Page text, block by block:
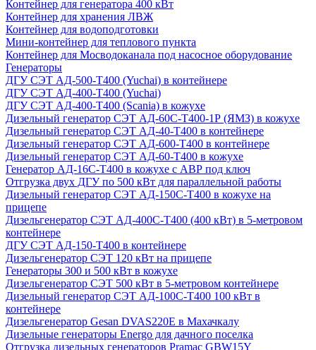
Контейнер для генератора 400 кВт
Контейнер для хранения ЛВЖ
Контейнер для водоподготовки
Мини-контейнер для теплового пункта
Контейнер для Мосводоканала под насосное оборудование
Генераторы
ДГУ СЭТ АД-500-Т400 (Yuchai) в контейнере
ДГУ СЭТ АД-400-Т400 (Yuchai)
ДГУ СЭТ АД-400-Т400 (Scania) в кожухе
Дизельный генератор СЭТ АД-60С-Т400-1Р (ЯМЗ) в кожухе
Дизельный генератор СЭТ АД-40-Т400 в контейнере
Дизельный генератор СЭТ АД-600-Т400 в контейнере
Дизельный генератор СЭТ АД-60-Т400 в кожухе
Генератор АД-16С-Т400 в кожухе с АВР под ключ
Отгрузка двух ДГУ по 500 кВт для параллельной работы
Дизельный генератор СЭТ АД-150С-Т400 в кожухе на
прицепе
Дизельгенератор СЭТ АД-400С-Т400 (400 кВт) в 5-метровом
контейнере
ДГУ СЭТ АД-150-Т400 в контейнере
Дизельгенератор СЭТ 120 кВт на прицепе
Генераторы 300 и 500 кВт в кожухе
Дизельгенератор СЭТ 500 кВт в 5-метровом контейнере
Дизельный генератор СЭТ АД-100С-Т400 100 кВт в
контейнере
Дизельгенератор Gesan DVAS220E в Махачкалу
Дизельные генераторы Energo для дачного поселка
Отгрузка дизельных генераторов Pramac GВW15Y